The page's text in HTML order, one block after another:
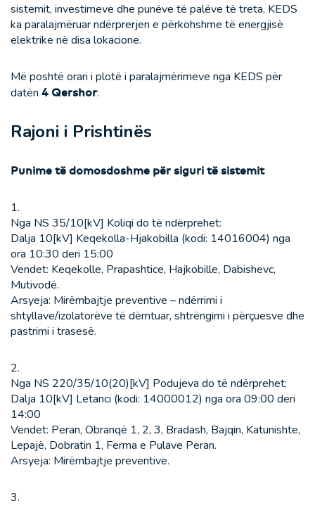
sistemit, investimeve dhe punëve të palëve të treta, KEDS
ka paralajmëruar ndërprerjen e përkohshme të energjisë
elektrike në disa lokacione.
Më poshtë orari i plotë i paralajmërimeve nga KEDS për
datën 4 Qershor:
Rajoni i Prishtinës
Punime të domosdoshme për siguri të sistemit
1.
Nga NS 35/10[kV] Koliqi do të ndërprehet:
Dalja 10[kV] Keqekolla-Hjakobilla (kodi: 14016004) nga
ora 10:30 deri 15:00
Vendet: Keqekolle, Prapashtice, Hajkobille, Dabishevc,
Mutivodë.
Arsyeja: Mirëmbajtje preventive – ndërrimi i
shtyllave/izolatorëve të dëmtuar, shtrëngimi i përçuesve dhe
pastrimi i trasesë.
2.
Nga NS 220/35/10(20)[kV] Podujeva do të ndërprehet:
Dalja 10[kV] Letanci (kodi: 14000012) nga ora 09:00 deri
14:00
Vendet: Peran, Obranqë 1, 2, 3, Bradash, Bajqin, Katunishte,
Lepajë, Dobratin 1, Ferma e Pulave Peran.
Arsyeja: Mirëmbajtje preventive.
3.